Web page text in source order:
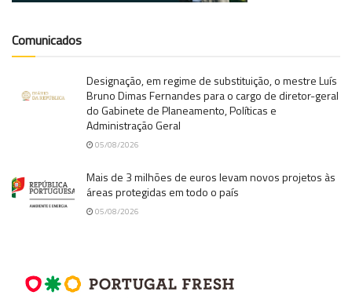
Comunicados
Designação, em regime de substituição, o mestre Luís
Bruno Dimas Fernandes para o cargo de diretor-geral
do Gabinete de Planeamento, Políticas e
Administração Geral
05/08/2026
Mais de 3 milhões de euros levam novos projetos às
áreas protegidas em todo o país
05/08/2026